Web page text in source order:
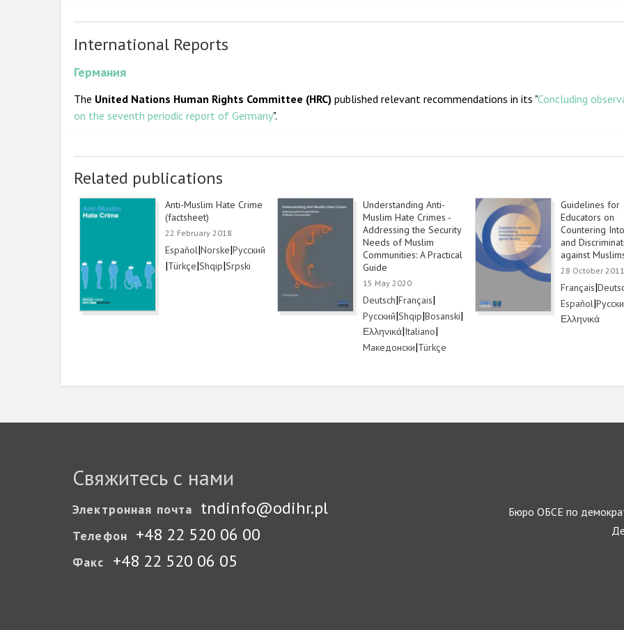
International Reports
Германия
The United Nations Human Rights Committee (HRC) published relevant recommendations in its "Concluding
on the seventh periodic report of Germany".
Related publications
Anti-Muslim Hate Crime
(factsheet)
22 February 2018
Link
Español|Link
Norske|Link
Русский
|Link
Türkçe|Link
Shqip|Link
Srpski
Understanding Anti-
Muslim Hate Crimes -
Addressing the Security
Needs of Muslim
Communities: A Practical
Guide
15 May 2020
Link
Deutsch|Link
Français|
Link
Русский|Link
Shqip|Link
Bosanski|
Link
Ελληνικά|Link
Italiano|
Link
Македонски|Link
Türkçe
Guidelines for
Educators on
Countering
and
against
28 October 2011
Link
Français|Link
Link
Español|Link
Link
Ελληνικά
Свяжитесь с нами
Электронная почта tndinfo@odihr.pl
Телефон +48 22 520 06 00
Факс +48 22 520 06 05
Бюро ОБСЕ по